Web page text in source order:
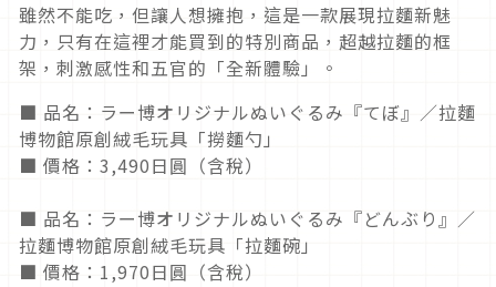
雖然不能吃，但讓人想擁抱，這是一款展現拉麵新魅
力，只有在這裡才能買到的特別商品，超越拉麵的框
架，刺激感性和五官的「全新體驗」。
■ 品名：ラー博オリジナルぬいぐるみ『てぼ』／拉麵
博物館原創絨毛玩具「撈麵勺」
■ 價格：3,490日圓（含稅）
■ 品名：ラー博オリジナルぬいぐるみ『どんぶり』／
拉麵博物館原創絨毛玩具「拉麵碗」
■ 價格：1,970日圓（含稅）